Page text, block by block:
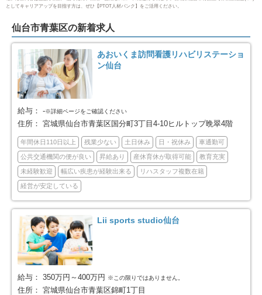
多賀城市 8
登米市 栗原市 9
大崎市 18
柴田郡村田町 2
伊具郡丸森町 3 亘理郡亘理町 6
亘理郡山元町 2 宮城郡松島町 1
黒川郡大郷町 1 富谷市 7
加美郡加美町 2
本吉郡南三陸町 3
としてキャリアアップを目指す方は、ぜひ【PTOT人材バンク】をご活用ください。
仙台市青葉区の新着求人
あおいくま訪問看護リハビリステーショ
ン仙台
給与： -※詳細ページをご確認ください
住所： 宮城県仙台市青葉区国分町3丁目4-10ヒルトップ晩翠4階
年間休日110日以上 残業少ない 土日休み 日・祝休み 車通勤可
公共交通機関の便が良い 昇給あり 産休育休が取得可能 教育充実
未経験歓迎 幅広い疾患が経験出来る リハスタッフ複数在籍
経営が安定している
Lii sports studio仙台
給与： 350万円～400万円 ※この限りではありません。
住所： 宮城県仙台市青葉区錦町1丁目